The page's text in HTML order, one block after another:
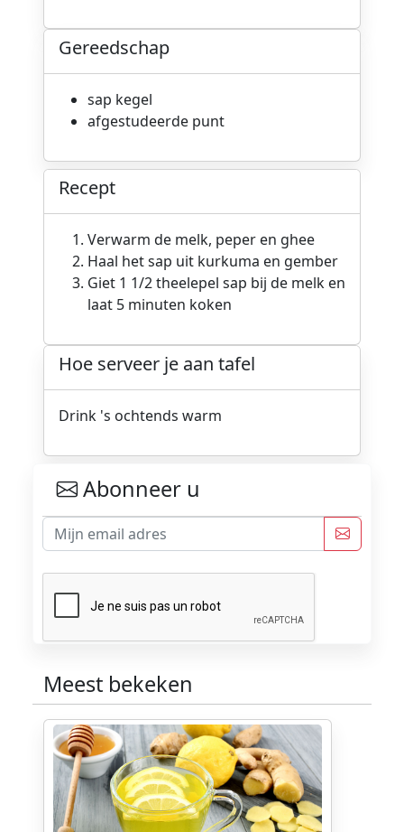
Gereedschap
sap kegel
afgestudeerde punt
Recept
Verwarm de melk, peper en ghee
Haal het sap uit kurkuma en gember
Giet 1 1/2 theelepel sap bij de melk en
laat 5 minuten koken
Hoe serveer je aan tafel
Drink 's ochtends warm
Abonneer u
Meest bekeken